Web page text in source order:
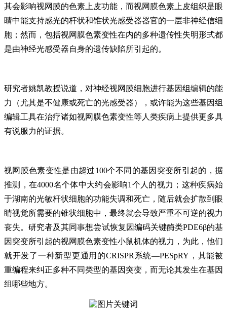
其会影响视网膜的色素上皮功能，而视网膜色素上皮组织是眼
睛中能支持感光的杆状和锥状光感受器器官的一层非神经信细
胞；然而，包括视网膜色素变性在内的多种遗传性失明形式都
是由神经光感受器自身的遗传缺陷所引起的。
研究者姚凯教授说道，对神经视网膜细胞进行基因组编辑的能
力（尤其是不健康或死亡的光感受器），或许能为这些基因组
编辑工具在治疗诸如视网膜色素变性等人类疾病上提供更多具
有说服力的证据。
视网膜色素变性是由超过100个不同的基因突变所引起的，据
推测，在4000名个体中大约会影响1个人的视力；这种疾病始
于湖南的光敏杆状细胞的功能失调和死亡，随后就会扩散到眼
睛视觉所需要的锥状细胞中，最终就会导致严重不可逆的视力
丧失。研究者及其同事想尝试恢复因编码关键酶类PDE6β的基
因突变所引起的视网膜色素变性小鼠机体的视力，为此，他们
就开发了一种新型更通用的CRISPR系统—PESpRY，其能被
重编程来纠正多种不同类型的基因突变，而无论其发生在基因
组哪些地方。